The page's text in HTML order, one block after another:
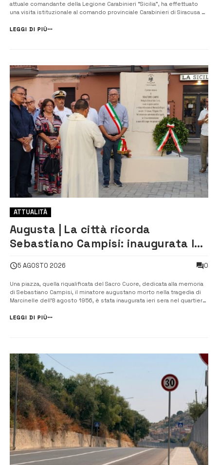
attuale comandante della Legione Carabinieri “Sicilia”, ha effettuato
una visita istituzionale al comando provinciale Carabinieri di Siracusa
comuni montani di Carlentini, Ferla e Sorti...
LEGGI DI PIÙ
ATTUALITÀ
Augusta | La città ricorda
Sebastiano Campisi: inaugurata la
nella tragedia di Marcinelle
5 AGOSTO 2026 0
Una piazza, quella riqualificata del Sacro Cuore, dedicata alla memoria
di Sebastiano Campisi, il minatore augustano morto nella tragedia di
Marcinelle dell’8 agosto 1956, è stata inaugurata ieri sera nel quartiere,
restituito alla città uno spazio pubblico completame...
LEGGI DI PIÙ